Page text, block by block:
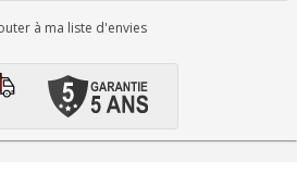
à ma liste d'envies